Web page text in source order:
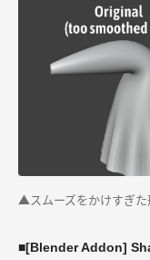
▲スムーズをかけすぎた
■[Blender Addon]